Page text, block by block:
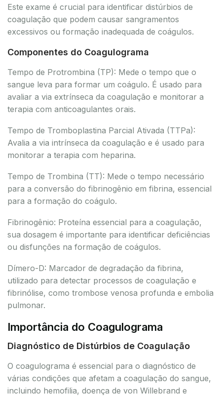
Este exame é crucial para identificar distúrbios de
coagulação que podem causar sangramentos
excessivos ou formação inadequada de coágulos.
Componentes do Coagulograma
Tempo de Protrombina (TP): Mede o tempo que o
sangue leva para formar um coágulo. É usado para
avaliar a via extrínseca da coagulação e monitorar a
terapia com anticoagulantes orais.
Tempo de Tromboplastina Parcial Ativada (TTPa):
Avalia a via intrínseca da coagulação e é usado para
monitorar a terapia com heparina.
Tempo de Trombina (TT): Mede o tempo necessário
para a conversão do fibrinogênio em fibrina, essencial
para a formação do coágulo.
Fibrinogênio: Proteína essencial para a coagulação,
sua dosagem é importante para identificar deficiências
ou disfunções na formação de coágulos.
Dímero-D: Marcador de degradação da fibrina,
utilizado para detectar processos de coagulação e
fibrinólise, como trombose venosa profunda e embolia
pulmonar.
Importância do Coagulograma
Diagnóstico de Distúrbios de Coagulação
O coagulograma é essencial para o diagnóstico de
várias condições que afetam a coagulação do sangue,
incluindo hemofilia, doença de von Willebrand e